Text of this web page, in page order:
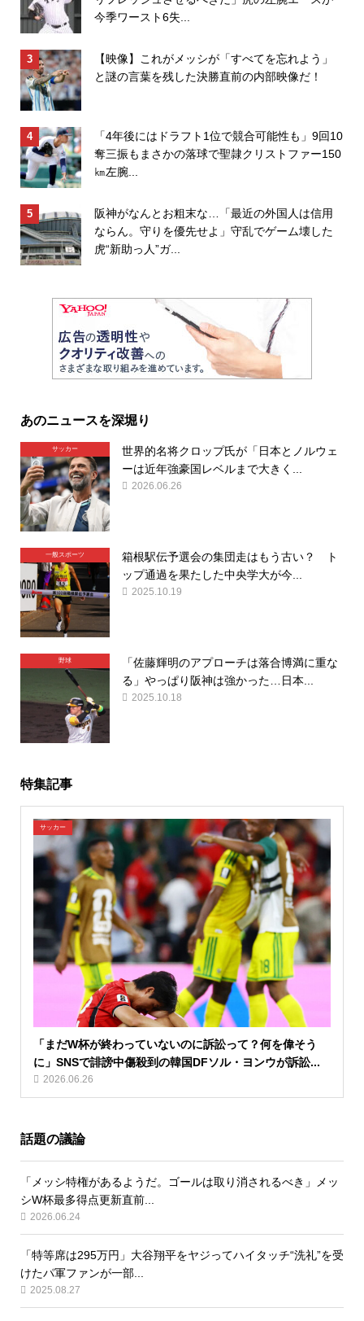
今季ワースト6失...
【映像】これがメッシが「すべてを忘れよう」
と謎の言葉を残した決勝直前の内部映像だ！
「4年後にはドラフト1位で競合可能性も」9回10
奪三振もまさかの落球で聖隷クリストファー150
㎞左腕...
阪神がなんとお粗末な…「最近の外国人は信用
ならん。守りを優先せよ」守乱でゲーム壊した
虎“新助っ人”ガ...
あのニュースを深堀り
サッカー
世界的名将クロップ氏が「日本とノルウェ
ーは近年強豪国レベルまで大きく...
2026.06.26
一般スポーツ
箱根駅伝予選会の集団走はもう古い？ ト
ップ通過を果たした中央学大が今...
2025.10.19
野球
「佐藤輝明のアプローチは落合博満に重な
る」やっぱり阪神は強かった…日本...
2025.10.18
特集記事
サッカー
「まだW杯が終わっていないのに訴訟って？何を偉そう
に」SNSで誹謗中傷殺到の韓国DFソル・ヨンウが訴訟...
2026.06.26
話題の議論
「メッシ特権があるようだ。ゴールは取り消されるべき」メッ
シW杯最多得点更新直前...
2026.06.24
「特等席は295万円」大谷翔平をヤジってハイタッチ“洗礼”を受
けたパ軍ファンが一部...
2025.08.27